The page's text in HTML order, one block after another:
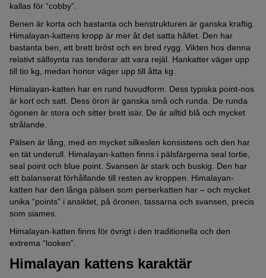
kallas för “cobby”.
Benen är korta och bastanta och benstrukturen är ganska kraftig.
Himalayan-kattens kropp är mer åt det satta hållet. Den har
bastanta ben, ett brett bröst och en bred rygg. Vikten hos denna
relativt sällsynta ras tenderar att vara rejäl. Hankatter väger upp
till tio kg, medan honor väger upp till åtta kg.
Himalayan-katten har en rund huvudform. Dess typiska point-nos
är kort och satt. Dess öron är ganska små och runda. De runda
ögonen är stora och sitter brett isär. De är alltid blå och mycket
strålande.
Pälsen är lång, med en mycket silkeslen konsistens och den har
en tät underull. Himalayan-katten finns i pälsfärgerna seal tortie,
seal point och blue point. Svansen är stark och buskig. Den har
ett balanserat förhållande till resten av kroppen. Himalayan-
katten har den långa pälsen som perserkatten har – och mycket
unika “points” i ansiktet, på öronen, tassarna och svansen, precis
som siames.
Himalayan-katten finns för övrigt i den traditionella och den
extrema “looken”.
Himalayan kattens karaktär